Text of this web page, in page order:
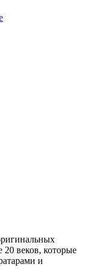
20 веков, которые
и